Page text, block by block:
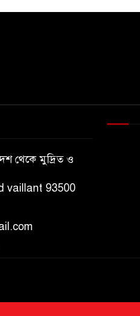
থেকে মুদ্রিত ও
vaillant 93500